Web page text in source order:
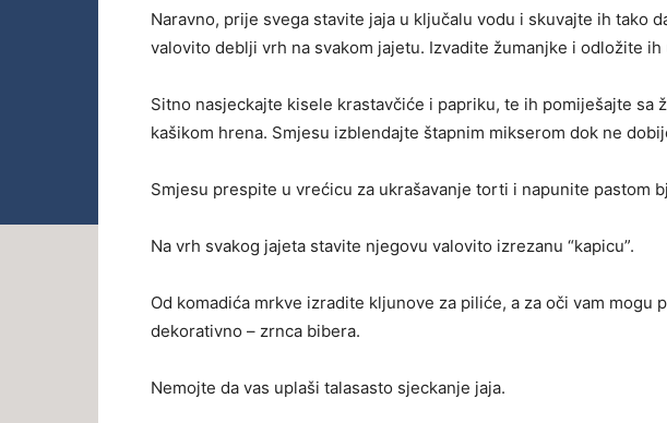
Naravno, prije svega stavite jaja u ključalu vodu i skuvajte ih tako
valovito deblji vrh na svakom jajetu. Izvadite žumanjke i odložite ih
Sitno nasjeckajte kisele krastavčiće i papriku, te ih pomiješajte sa
kašikom hrena. Smjesu izblendajte štapnim mikserom dok ne
Smjesu prespite u vrećicu za ukrašavanje torti i napunite pastom
Na vrh svakog jajeta stavite njegovu valovito izrezanu “kapicu”.
Od komadića mrkve izradite kljunove za piliće, a za oči vam mogu
dekorativno – zrnca bibera.
Nemojte da vas uplaši talasasto sjeckanje jaja.